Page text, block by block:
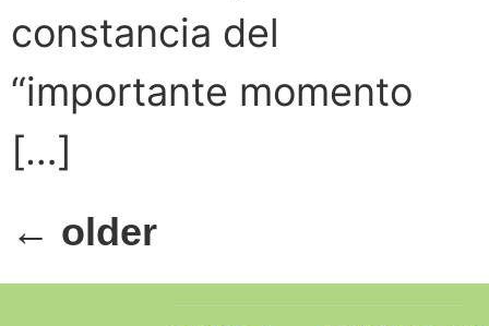
constancia del
“importante momento
[…]
← older